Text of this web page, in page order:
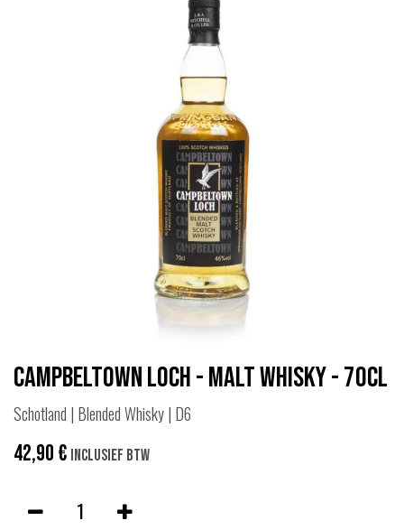
Campbeltown Loch - Malt Whisky - 70cl
Schotland | Blended Whisky | D6
42,90€ Inclusief btw